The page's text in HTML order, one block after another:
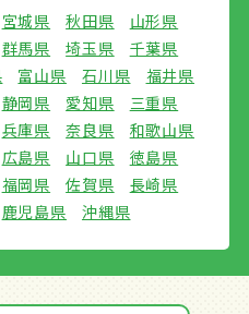
宮城県 秋田県
山形県
群馬県 埼玉県
千葉県
富山県 石川県
福井県
静岡県 愛知県
三重県
兵庫県 奈良県
和歌山県
広島県 山口県
徳島県
福岡県 佐賀県
長崎県
鹿児島県 沖縄県